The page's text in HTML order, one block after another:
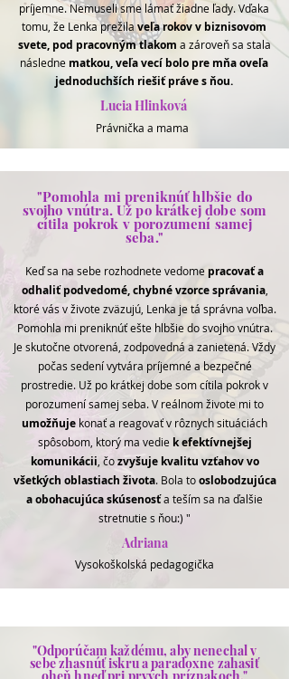
príjemne. Nemuseli sme lámať žiadne ľady. Vďaka
tomu, že Lenka prežilaveľa rokov v biznisovom
svete, pod pracovným tlakom a zároveň sa stala
následne matkou, veľa vecí bolo pre mňa oveľa
jednoduchších riešiť práve s ňou.
Lucia Hlinková
Právnička a mama
"Pomohla mi preniknúť hlbšie do
svojho vnútra. Už po krátkej dobe som
cítila pokrok v porozumení samej
seba."
Keď sa na sebe rozhodnete vedome pracovať a
odhaliť podvedomé, chybné vzorce správania,
ktoré vás v živote zväzujú, Lenka je tá správna voľba.
Pomohla mi preniknúť ešte hlbšie do svojho vnútra.
Je skutočne otvorená, zodpovedná a zanietená. Vždy
počas sedení vytvára príjemné a bezpečné
prostredie. Už po krátkej dobe som cítila pokrok v
porozumení samej seba. V reálnom živote mi to
umožňuje konať a reagovať v rôznych situáciách
spôsobom, ktorý ma vedie k efektívnejšej
komunikácii , čozvyšuje kvalitu vzťahov vo
všetkých oblastiach života. Bola tooslobodzujúca
a obohacujúca skúsenosťa teším sa na ďalšie
stretnutie s ňou:) "
Adriana
Vysokoškolská pedagogička
"Odporúčam každému, aby nenechal v
sebe zhasnúť iskru a paradoxne zahasiť